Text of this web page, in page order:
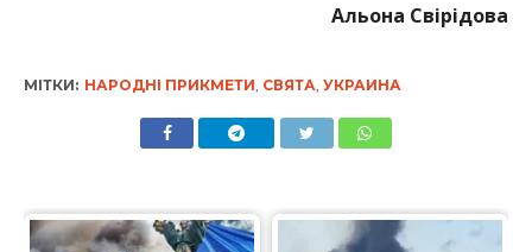
Альона Свірідова
МІТКИ: НАРОДНІ ПРИКМЕТИ СВЯТА УКРАИНА